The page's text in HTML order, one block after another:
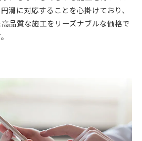
滑に対応することを心掛けており、
品質な施工をリーズナブルな価格で